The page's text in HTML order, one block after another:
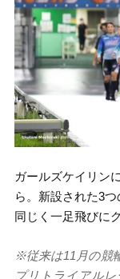
ガールズケイリン
ら。新設された3
同じく一足飛びに
※従来は11月の競
プリトライアルレ